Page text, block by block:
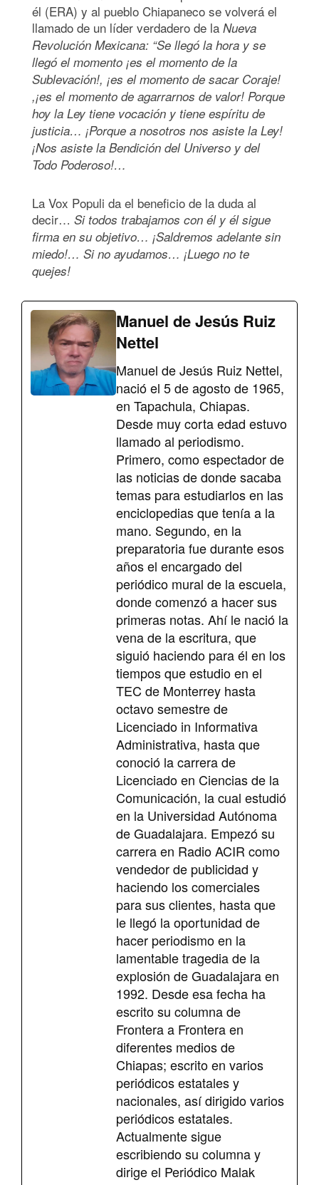
él (ERA) y al pueblo Chiapaneco se volverá el
llamado de un líder verdadero de la Nueva
Revolución Mexicana: “Se llegó la hora y se
llegó el momento ¡es el momento de la
Sublevación!, ¡es el momento de sacar Coraje!
,¡es el momento de agarrarnos de valor! Porque
hoy la Ley tiene vocación y tiene espíritu de
justicia… ¡Porque a nosotros nos asiste la Ley!
¡Nos asiste la Bendición del Universo y del
Todo Poderoso!…
La Vox Populi da el beneficio de la duda al
decir… Si todos trabajamos con él y él sigue
firma en su objetivo… ¡Saldremos adelante sin
miedo!… Si no ayudamos… ¡Luego no te
quejes!
Manuel de Jesús Ruiz
Nettel
Manuel de Jesús Ruiz Nettel,
nació el 5 de agosto de 1965,
en Tapachula, Chiapas.
Desde muy corta edad estuvo
llamado al periodismo.
Primero, como espectador de
las noticias de donde sacaba
temas para estudiarlos en las
enciclopedias que tenía a la
mano. Segundo, en la
preparatoria fue durante esos
años el encargado del
periódico mural de la escuela,
donde comenzó a hacer sus
primeras notas. Ahí le nació la
vena de la escritura, que
siguió haciendo para él en los
tiempos que estudio en el
TEC de Monterrey hasta
octavo semestre de
Licenciado in Informativa
Administrativa, hasta que
conoció la carrera de
Licenciado en Ciencias de la
Comunicación, la cual estudió
en la Universidad Autónoma
de Guadalajara. Empezó su
carrera en Radio ACIR como
vendedor de publicidad y
haciendo los comerciales
para sus clientes, hasta que
le llegó la oportunidad de
hacer periodismo en la
lamentable tragedia de la
explosión de Guadalajara en
1992. Desde esa fecha ha
escrito su columna de
Frontera a Frontera en
diferentes medios de
Chiapas; escrito en varios
periódicos estatales y
nacionales, así dirigido varios
periódicos estatales.
Actualmente sigue
escribiendo su columna y
dirige el Periódico Malak